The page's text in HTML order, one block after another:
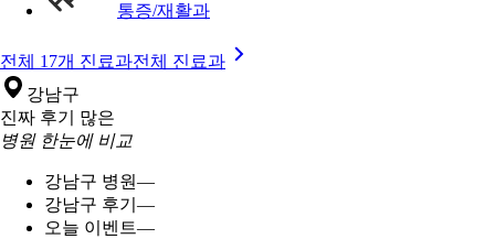
통증/재활과
전체 17개 진료과전체 진료과
강남구
진짜 후기 많은
병원 한눈에 비교
강남구 병원—
강남구 후기 —
오늘 이벤트—